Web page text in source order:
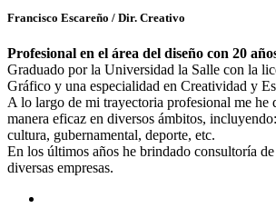
Francisco Escareño / Dir. Creativo
Profesional en el área del diseño con 20
Graduado por la Universidad la Salle con la
Gráfico y una especialidad en Creatividad y
A lo largo de mi trayectoria profesional me he
manera eficaz en diversos ámbitos,
cultura, gubernamental, deporte, etc.
En los últimos años he brindado consultoría
diversas empresas.